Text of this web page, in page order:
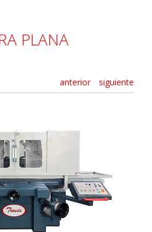
PLANA
anterior siguiente